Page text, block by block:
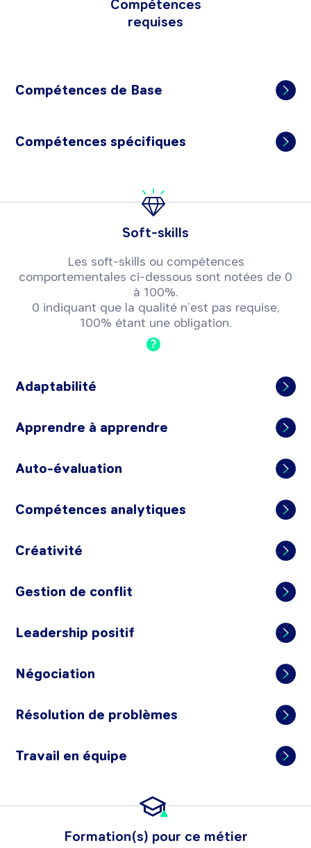
Compétences
requises
Compétences de Base
Compétences spécifiques
Soft-skills
Les soft-skills ou compétences
comportementales ci-dessous sont notées de 0
à 100%.
0 indiquant que la qualité n’est pas requise,
100% étant une obligation.
?
Adaptabilité
Apprendre à apprendre
Auto-évaluation
Compétences analytiques
Créativité
Gestion de conflit
Leadership positif
Négociation
Résolution de problèmes
Travail en équipe
Formation(s) pour ce métier